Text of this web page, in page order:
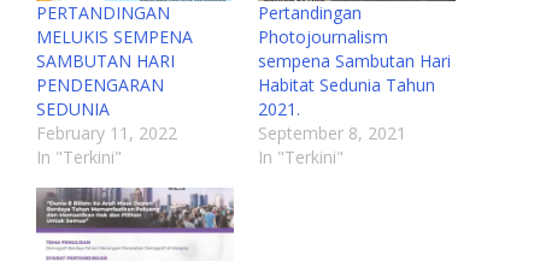
PERTANDINGAN
MELUKIS SEMPENA
SAMBUTAN HARI
PENDENGARAN
SEDUNIA
February 11, 2022
In "Terkini"
Pertandingan
Photojournalism
sempena Sambutan Hari
Habitat Sedunia Tahun
2021.
September 8, 2021
In "Terkini"